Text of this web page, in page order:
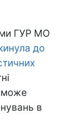
ГУР МО
до
може
в